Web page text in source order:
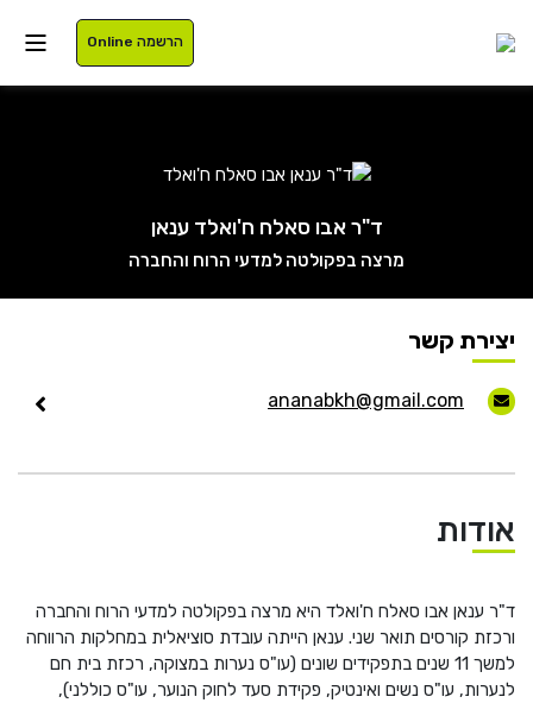
סגל
רישום
He
English
عربيه בואו נדבר
הרשמה Online
ד"ר אבו סאלח ח'ואלד ענאן
מרצה בפקולטה למדעי הרוח והחברה
יצירת קשר
ananabkh@gmail.com
אודות
ד"ר ענאן אבו סאלח ח'ואלד היא מרצה בפקולטה למדעי הרוח והחברה
ורכזת קורסים תואר שני. ענאן הייתה עובדת סוציאלית במחלקות הרווחה
למשך 11 שנים בתפקידים שונים (עו"ס נערות במצוקה, רכזת בית חם
לנערות, עו"ס נשים ואינטיק, פקידת סעד לחוק הנוער, עו"ס כוללני),